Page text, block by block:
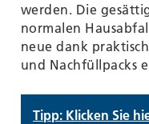
werden. Die
normalen
neue dank
und Nachfüllpacks
Tipp: Klicken Sie